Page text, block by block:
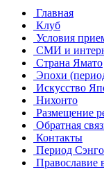
Главная
Клуб
Условия
СМИ и
Страна Ямато
Эпохи
Искусство
Нихонто
Размещение
Обратная
Контакты
Период
Православие